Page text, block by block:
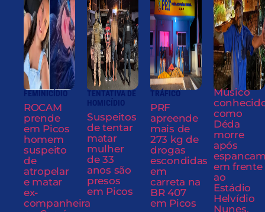
FEMINICÍDIO
ROCAM
prende
em Picos
homem
suspeito
de
atropelar
e matar
ex-
companheira
TENTATIVA DE
HOMICÍDIO
Suspeitos
de tentar
matar
mulher
de 33
anos são
presos
em Picos
TRÁFICO
PRF
apreende
mais de
273 kg de
drogas
escondidas
em
carreta na
BR 407
em Picos
Músico
como
Déda
morre
após
em frente
ao
Estádio
Helvídio
Nunes,